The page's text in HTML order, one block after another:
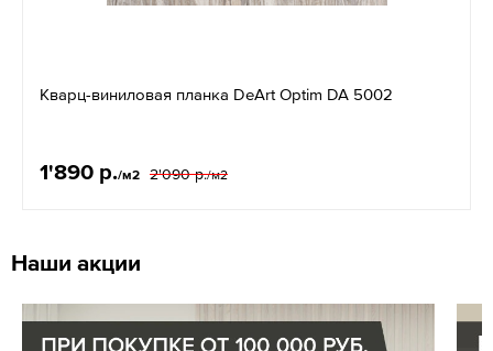
Кварц-виниловая планка DeArt Optim DA 5002
1'890 р./м2 2'090 р./м2
Наши акции